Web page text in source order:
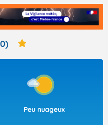
Peu nuageux